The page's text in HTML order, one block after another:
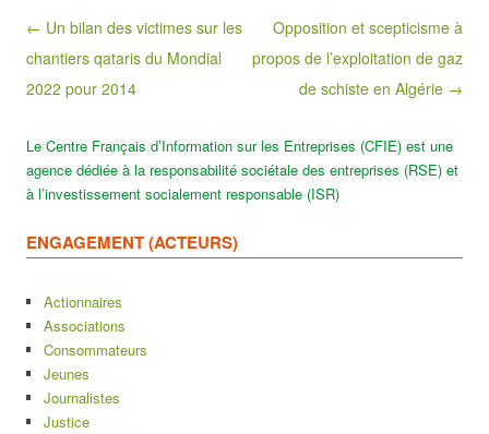
Post navigation
← Un bilan des victimes sur les
chantiers qataris du Mondial
2022 pour 2014
Opposition et scepticisme à
propos de l’exploitation de gaz
de schiste en Algérie →
Le Centre Français d’Information sur les Entreprises (CFIE) est une
agence dédiée à la responsabilité sociétale des entreprises (RSE) et
à l’investissement socialement responsable (ISR)
ENGAGEMENT (ACTEURS)
Actionnaires
Associations
Consommateurs
Jeunes
Journalistes
Justice